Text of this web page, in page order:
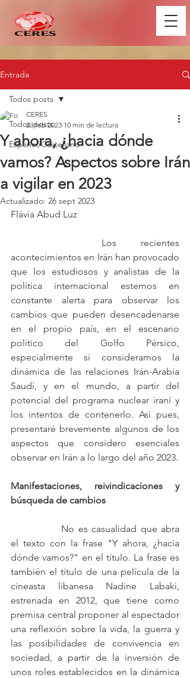
Entrada
Todos posts
Español/Castellano
Todos posts
Y ahora, ¿hacia dónde
vamos? Aspectos sobre Irán
a vigilar en 2023
CERES
23 feb 2023 10 min de lectura
Actualizado: 26 sept 2023
Flávia Abud Luz
acontecimientos en Irán han provocado
que los estudiosos y analistas de la
política internacional estemos en
constante alerta para observar los
cambios que pueden desencadenarse
en el propio país, en el escenario
político del Golfo Pérsico,
especialmente si consideramos la
dinámica de las relaciones Irán-Arabia
Saudí, y en el mundo, a partir del
potencial del programa nuclear iraní y
los intentos de contenerlo. Así pues,
presentaré brevemente algunos de los
aspectos que considero esenciales
observar en Irán a lo largo del año 2023.
Manifestaciones, reivindicaciones y
búsqueda de cambios
el texto con la frase "Y ahora, ¿hacia
dónde vamos?" en el título. La frase es
también el título de una película de la
cineasta libanesa Nadine Labaki,
estrenada en 2012, que tiene como
premisa central proponer al espectador
una reflexión sobre la vida, la guerra y
las posibilidades de convivencia en
sociedad, a partir de la inversión de
unos roles establecidos en la dinámica